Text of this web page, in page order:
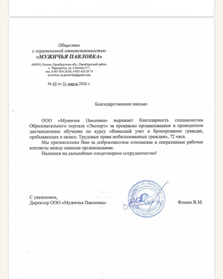
государственной научно-технической политики в
Стратегия устойчивого развития сельских
территорий Российской Федерации на период
до 2030 года
Пройдя дистанционный курс, вы получите диплом
или удостоверение установленного государством
образца, подтверждающие ваше право работать в
этой области. Полученные знания вы сможете
успешно применить в своей дальнейшей
нам, и получите детальную информацию по всем
интересующим вас вопросам.